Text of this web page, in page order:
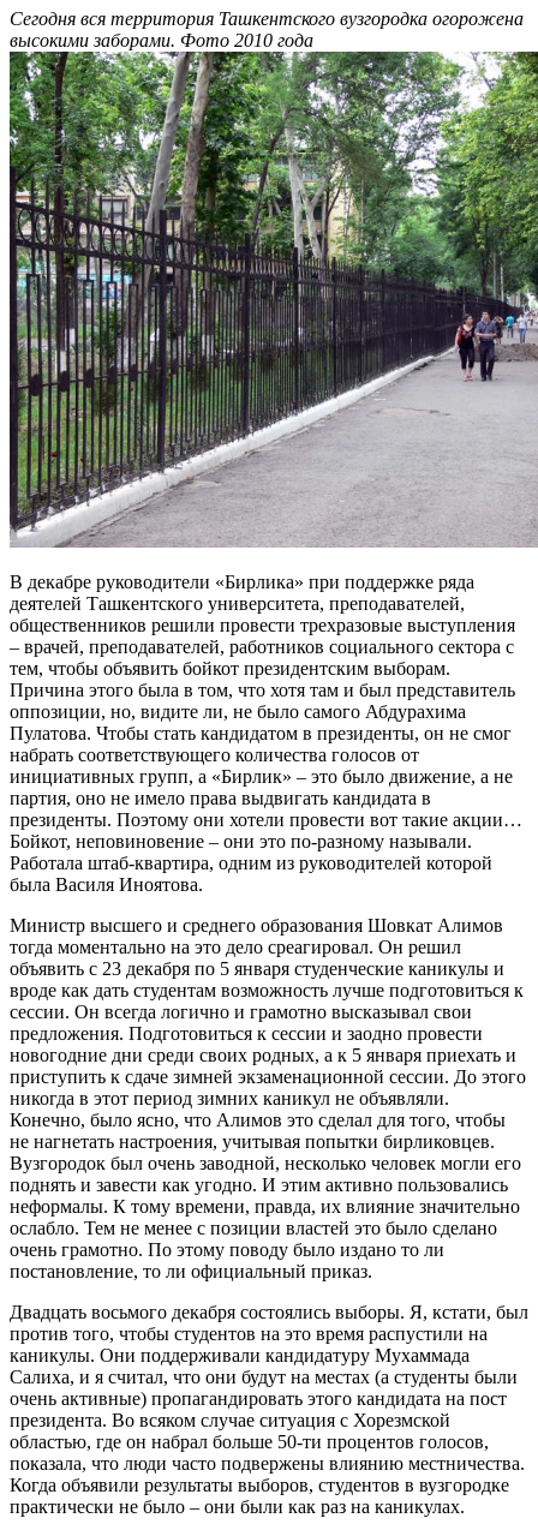
Сегодня вся территория Ташкентского вузгородка огорожена
высокими заборами. Фото 2010 года
В декабре руководители «Бирлика» при поддержке ряда
деятелей Ташкентского университета, преподавателей,
общественников решили провести трехразовые выступления
– врачей, преподавателей, работников социального сектора с
тем, чтобы объявить бойкот президентским выборам.
Причина этого была в том, что хотя там и был представитель
оппозиции, но, видите ли, не было самого Абдурахима
Пулатова. Чтобы стать кандидатом в президенты, он не смог
набрать соответствующего количества голосов от
инициативных групп, а «Бирлик» – это было движение, а не
партия, оно не имело права выдвигать кандидата в
президенты. Поэтому они хотели провести вот такие акции…
Бойкот, неповиновение – они это по-разному называли.
Работала штаб-квартира, одним из руководителей которой
была Василя Иноятова.
Министр высшего и среднего образования Шовкат Алимов
тогда моментально на это дело среагировал. Он решил
объявить с 23 декабря по 5 января студенческие каникулы и
вроде как дать студентам возможность лучше подготовиться к
сессии. Он всегда логично и грамотно высказывал свои
предложения. Подготовиться к сессии и заодно провести
новогодние дни среди своих родных, а к 5 января приехать и
приступить к сдаче зимней экзаменационной сессии. До этого
никогда в этот период зимних каникул не объявляли.
Конечно, было ясно, что Алимов это сделал для того, чтобы
не нагнетать настроения, учитывая попытки бирликовцев.
Вузгородок был очень заводной, несколько человек могли его
поднять и завести как угодно. И этим активно пользовались
неформалы. К тому времени, правда, их влияние значительно
ослабло. Тем не менее с позиции властей это было сделано
очень грамотно. По этому поводу было издано то ли
постановление, то ли официальный приказ.
Двадцать восьмого декабря состоялись выборы. Я, кстати, был
против того, чтобы студентов на это время распустили на
каникулы. Они поддерживали кандидатуру Мухаммада
Салиха, и я считал, что они будут на местах (а студенты были
очень активные) пропагандировать этого кандидата на пост
президента. Во всяком случае ситуация с Хорезмской
областью, где он набрал больше 50-ти процентов голосов,
показала, что люди часто подвержены влиянию местничества.
Когда объявили результаты выборов, студентов в вузгородке
практически не было – они были как раз на каникулах.